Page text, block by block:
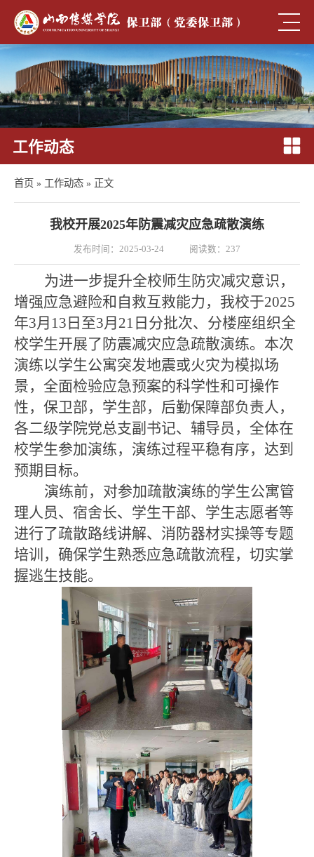
工作动态
首页 » 工作动态 » 正文
我校开展2025年防震减灾应急疏散演练
发布时间：2025-03-24 阅读数： 237
为进一步提升全校师生防灾减灾意识，
增强应急避险和自救互救能力，我校于2025
年3月 13 日 至3月21日分批次、分楼座组织全
校学生开展了防震减灾应急疏散演练。本次
演练以学生公寓突发地震或火灾为模拟场
景，全面检验应急预案的科学性和可操作
性，保卫部，学生部，后勤保障部负责人，
各二级学院党总支副书记、辅导员，全体在
校学生参加演练，演练过程平稳有序，达到
预期目标。
演练前，对参加疏散演练的学生公寓管
理人员、宿舍长、学生干部、学生志愿者等
进行了疏散路线讲解、消防器材实操等专题
培训，确保学生熟悉应急疏散流程，切实掌
握逃生技能。